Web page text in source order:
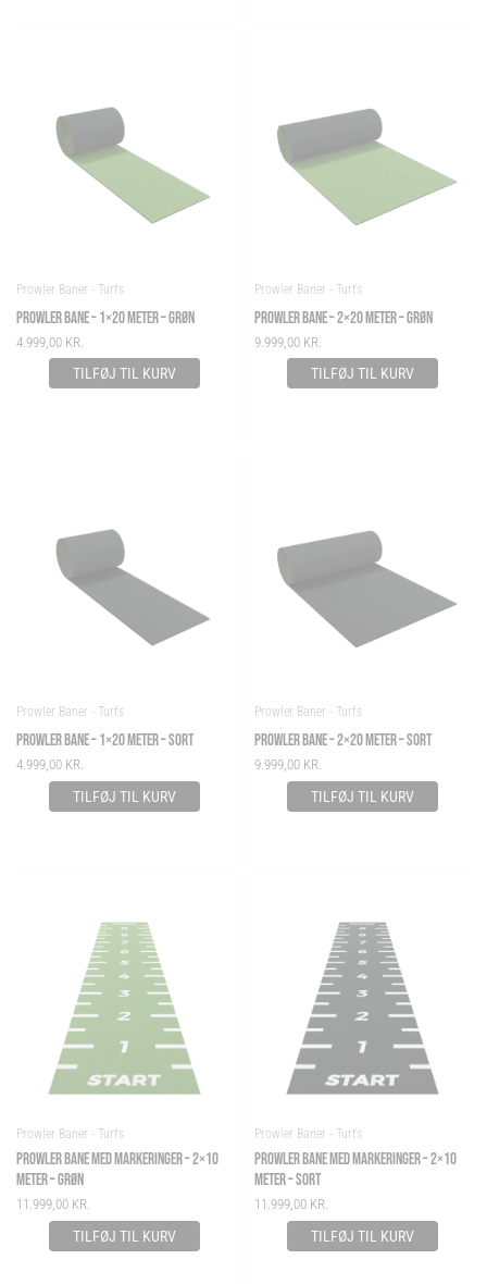
Prowler Baner - Turfs
PROWLER BANE – 1×20 METER – GRØN
4.999,00 KR.
TILFØJ TIL KURV
Prowler Baner - Turfs
PROWLER BANE – 2×20 METER – GRØN
9.999,00 KR.
TILFØJ TIL KURV
Prowler Baner - Turfs
PROWLER BANE – 1×20 METER – SORT
4.999,00 KR.
TILFØJ TIL KURV
Prowler Baner - Turfs
PROWLER BANE – 2×20 METER – SORT
9.999,00 KR.
TILFØJ TIL KURV
Prowler Baner - Turfs
PROWLER BANE MED MARKERINGER – 2×10
METER – GRØN
11.999,00 KR.
TILFØJ TIL KURV
Prowler Baner - Turfs
PROWLER BANE MED MARKERINGER – 2×10
METER – SORT
11.999,00 KR.
TILFØJ TIL KURV